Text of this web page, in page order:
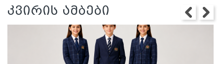
კვირის ამბები